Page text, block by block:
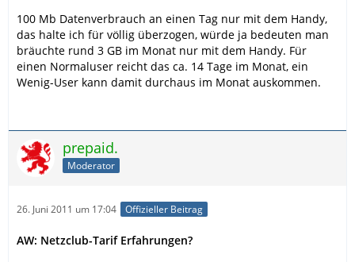
100 Mb Datenverbrauch an einen Tag nur mit dem Handy,
das halte ich für völlig überzogen, würde ja bedeuten man
bräuchte rund 3 GB im Monat nur mit dem Handy. Für
einen Normaluser reicht das ca. 14 Tage im Monat, ein
Wenig-User kann damit durchaus im Monat auskommen.
prepaid.
Moderator
26. Juni 2011 um 17:04 Offizieller Beitrag
AW: Netzclub-Tarif Erfahrungen?